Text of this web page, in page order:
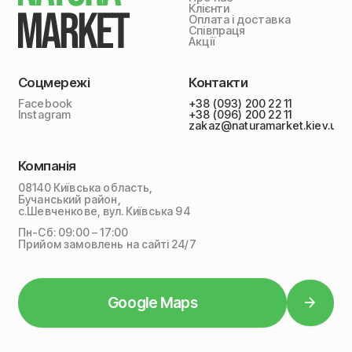
Клієнти
Оплата і доставка
Співпраця
Акції
Соцмережі
Facebook
Instagram
Контакти
+38 (093) 200 22 11
+38 (096) 200 22 11
zakaz@naturamarket.kiev.ua
Компанія
08140 Київська область,
Бучанський район,
с.Шевченкове, вул. Київська 94
Пн-Сб: 09:00 – 17:00
Прийом замовлень на сайті 24/7
Google Maps